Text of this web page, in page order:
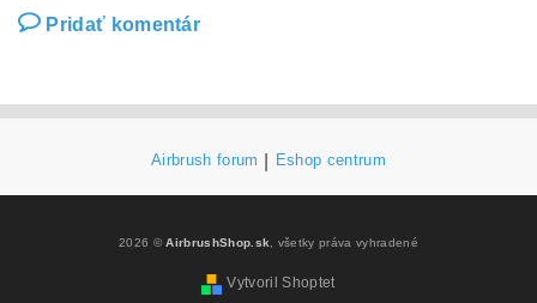
Pridať komentár
Airbrush forum Eshop centrum
2026 ©AirbrushShop.sk , všetky práva vyhradené
Vytvoril Shoptet